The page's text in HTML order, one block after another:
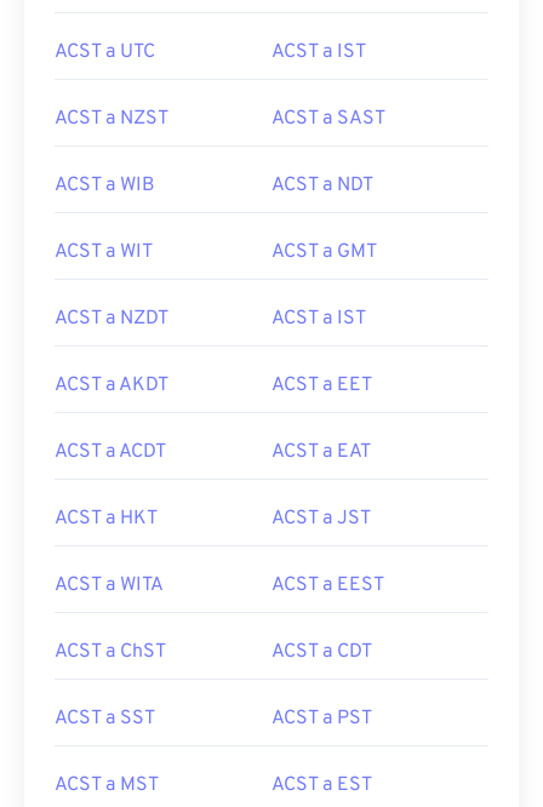
ACST a UTC ACST a IST
ACST a NZST ACST a SAST
ACST a WIB ACST a NDT
ACST a WIT ACST a GMT
ACST a NZDT ACST a IST
ACST a AKDT ACST a EET
ACST a ACDT ACST a EAT
ACST a HKT ACST a JST
ACST a WITA ACST a EEST
ACST a ChST ACST a CDT
ACST a SST ACST a PST
ACST a MST ACST a EST